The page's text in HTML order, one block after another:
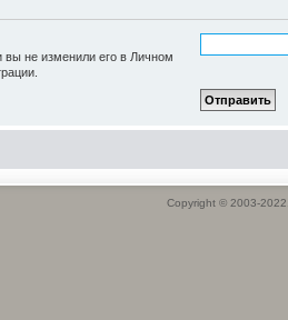
вы не изменили его в Личном
Copyright © 2003-2022,